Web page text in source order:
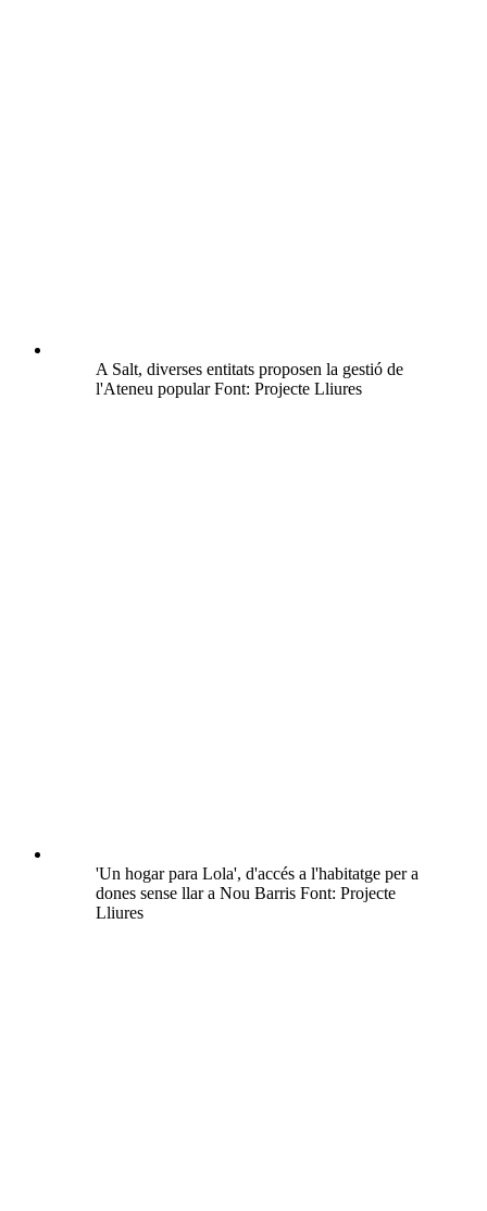
A Salt, diverses entitats proposen la gestió de
l'Ateneu popular Font: Projecte Lliures
'Un hogar para Lola', d'accés a l'habitatge per a
dones sense llar a Nou Barris Font: Projecte
Lliures